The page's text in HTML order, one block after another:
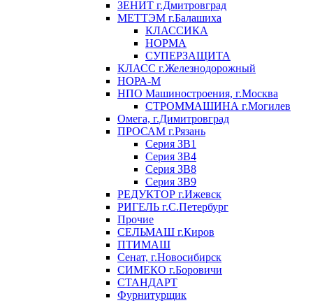
ЗЕНИТ г.Дмитровград
МЕТТЭМ г.Балашиха
КЛАССИКА
НОРМА
СУПЕРЗАЩИТА
КЛАСС г.Железнодорожный
НОРА-М
НПО Машиностроения, г.Москва
СТРОММАШИНА г.Могилев
Омега, г.Димитровград
ПРОСАМ г.Рязань
Серия ЗВ1
Серия ЗВ4
Серия ЗВ8
Серия ЗВ9
РЕДУКТОР г.Ижевск
РИГЕЛЬ г.С.Петербург
Прочие
СЕЛЬМАШ г.Киров
ПТИМАШ
Сенат, г.Новосибирск
СИМЕКО г.Боровичи
СТАНДАРТ
Фурнитурщик